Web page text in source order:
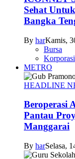
Sehat
Bangka
By harKamis,
Bursa
Korporasi
METRO
HEADLINE
Beroperasi
Pantau
Manggarai
By harSelasa,